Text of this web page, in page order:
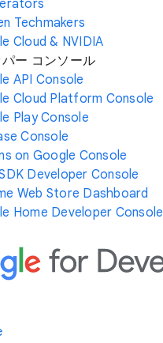
Techmakers
Cloud & NVIDIA
ー コンソール
API Console
Cloud Platform Console
Play Console
Console
on Google Console
Developer Console
Web Store Dashboard
Home Developer Console